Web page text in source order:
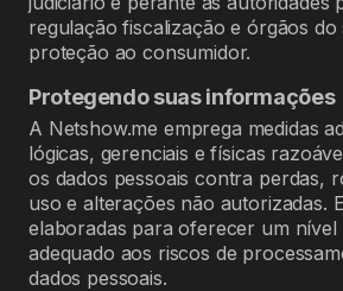
regulação fiscalização e órgãos do
proteção ao consumidor.
Protegendo suas informações
A Netshow.me emprega medidas
lógicas, gerenciais e físicas
os dados pessoais contra perdas,
uso e alterações não autorizadas.
elaboradas para oferecer um nível
adequado aos riscos de
dados pessoais.